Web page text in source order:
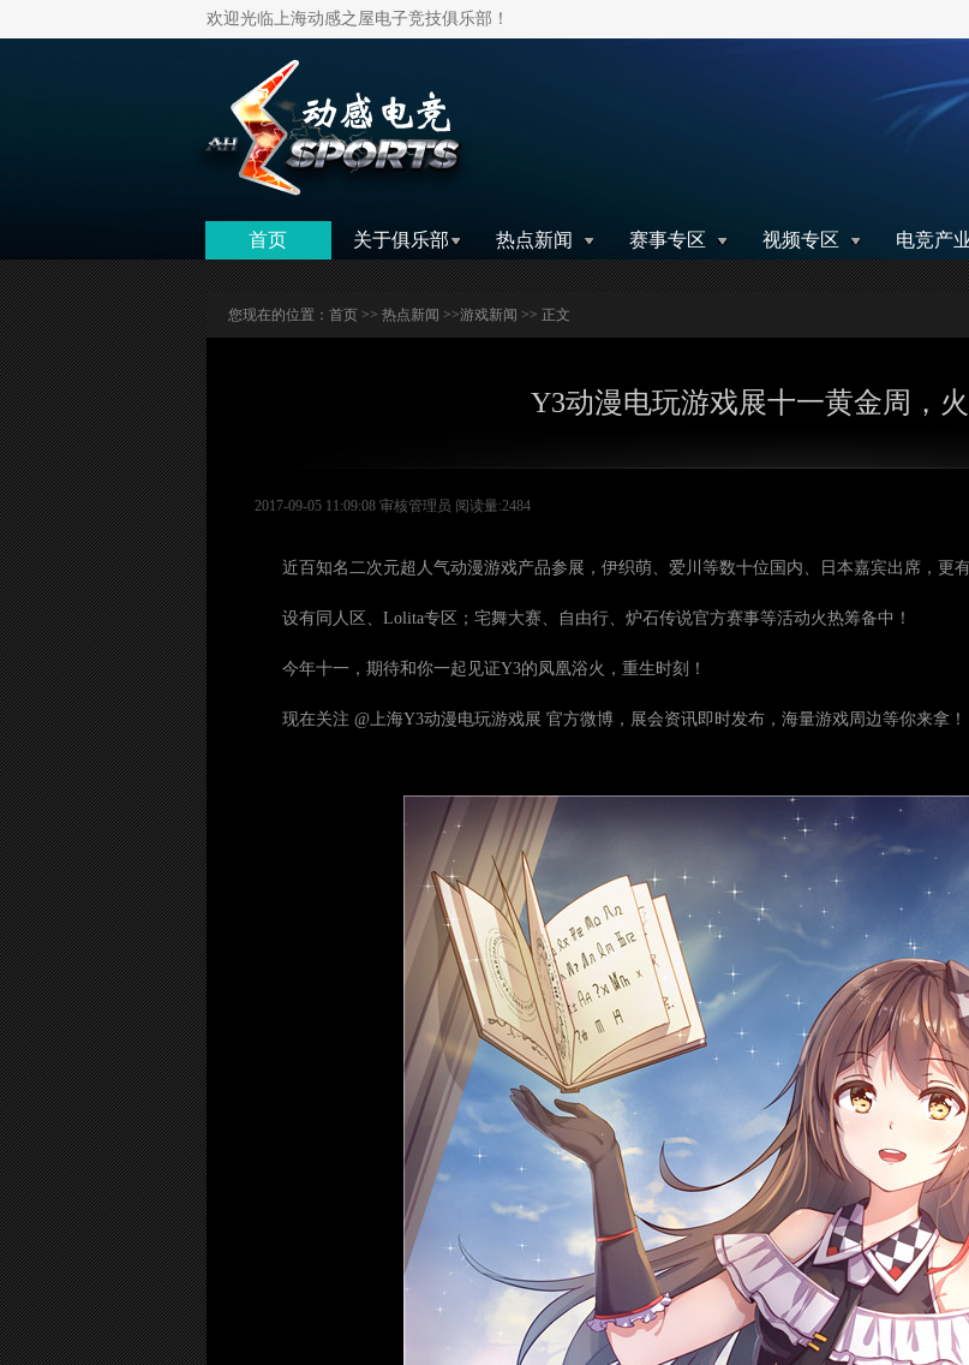
欢迎光临上海动感之屋电子竞技俱乐部！
首页 关于俱乐部 热点新闻 赛事专区 视频专区 电竞产
您现在的位置： 首页 >> 热点新闻 >>游戏新闻 >> 正文
Y3动漫电玩游戏展十一黄金周，火
2017-09-05 11:09:08 审核管理员 阅读量:2484
近百知名二次元超人气动漫游戏产品参展，伊织萌、爱川等数十位国内、日本嘉宾出席，更
设有同人区、Lolita专区；宅舞大赛、自由行、炉石传说官方赛事等活动火热筹备中！
今年十一，期待和你一起见证Y3的凤凰浴火，重生时刻！
现在关注 @上海Y3动漫电玩游戏展 官方微博，展会资讯即时发布，海量游戏周边等你来拿！